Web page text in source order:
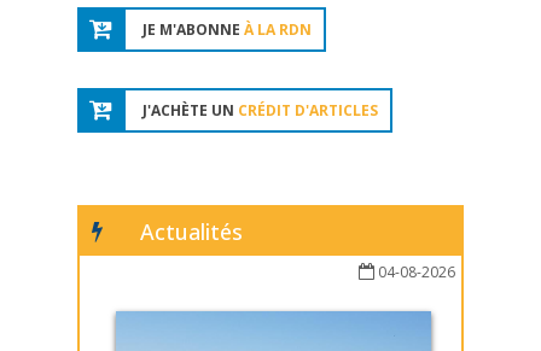
JE M'ABONNE À LA RDN
J'ACHÈTE UN CRÉDIT D'ARTICLES
Actualités
04-08-2026